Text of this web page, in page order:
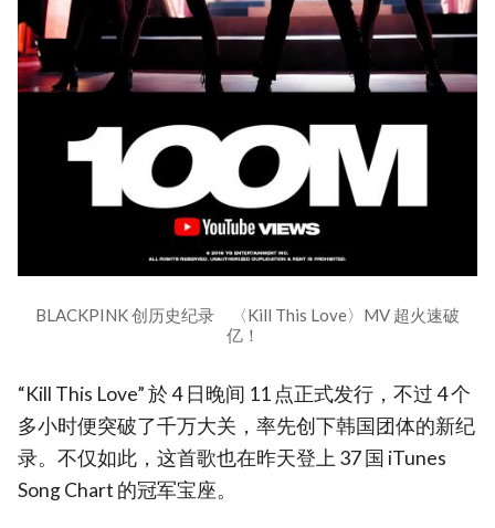
BLACKPINK 创历史纪录 〈Kill This Love〉MV 超火速破
亿！
“Kill This Love” 於 4 日晚间 11 点正式发行，不过 4 个
多小时便突破了千万大关，率先创下韩国团体的新纪
录。不仅如此，这首歌也在昨天登上 37 国 iTunes
Song Chart 的冠军宝座。